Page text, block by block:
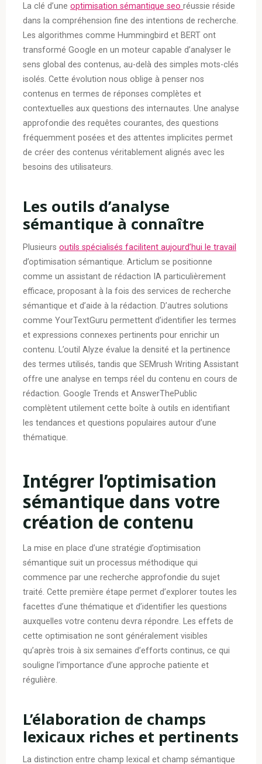
La clé d’une optimisation sémantique seo​ réussie réside
dans la compréhension fine des intentions de recherche.
Les algorithmes comme Hummingbird et BERT ont
transformé Google en un moteur capable d’analyser le
sens global des contenus, au-delà des simples mots-clés
isolés. Cette évolution nous oblige à penser nos
contenus en termes de réponses complètes et
contextuelles aux questions des internautes. Une analyse
approfondie des requêtes courantes, des questions
fréquemment posées et des attentes implicites permet
de créer des contenus véritablement alignés avec les
besoins des utilisateurs.
Les outils d’analyse
sémantique à connaître
Plusieurs outils spécialisés facilitent aujourd’hui le travail
d’optimisation sémantique. Articlum se positionne
comme un assistant de rédaction IA particulièrement
efficace, proposant à la fois des services de recherche
sémantique et d’aide à la rédaction. D’autres solutions
comme YourTextGuru permettent d’identifier les termes
et expressions connexes pertinents pour enrichir un
contenu. L’outil Alyze évalue la densité et la pertinence
des termes utilisés, tandis que SEMrush Writing Assistant
offre une analyse en temps réel du contenu en cours de
rédaction. Google Trends et AnswerThePublic
complètent utilement cette boîte à outils en identifiant
les tendances et questions populaires autour d’une
thématique.
Intégrer l’optimisation
sémantique dans votre
création de contenu
La mise en place d’une stratégie d’optimisation
sémantique suit un processus méthodique qui
commence par une recherche approfondie du sujet
traité. Cette première étape permet d’explorer toutes les
facettes d’une thématique et d’identifier les questions
auxquelles votre contenu devra répondre. Les effets de
cette optimisation ne sont généralement visibles
qu’après trois à six semaines d’efforts continus, ce qui
souligne l’importance d’une approche patiente et
régulière.
L’élaboration de champs
lexicaux riches et pertinents
La distinction entre champ lexical et champ sémantique